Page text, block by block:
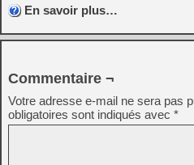
En savoir plus…
Commentaire ¬
Votre adresse e-mail ne sera pas
obligatoires sont indiqués avec *